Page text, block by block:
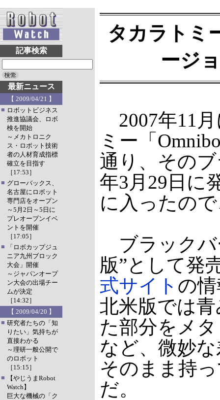
記事検索
最新ニュース
【 2009/04/21 】
■ ロボットビジネス
推進協議会、ロボ
検を開始
～メカトロニク
ス・ロボット技術
者の人材育成指標
確立を目指す
［17:53］
■ グローバックス、
名古屋にロボット
専門店をオープン
～5月2日～5日に
プレオープンイベ
ントを開催
［17:05］
■
「ロボカップジュ
ニア九州ブロック
大会」開催
～ジャパンオープ
ン大会の出場チー
ムが決定
［14:32］
【 2009/04/20 】
■ 研究者たちの「知
りたい」気持ちが
直接わかる
～理研一般公開で
のロボット
［15:15］
■
【やじうまRobot
Watch】
巨大な機械の「ク
タカラトミ
ージ
2007年11
ミー「
通り、その
年3月29日に
に入ったの
ブラックバ
版”として発
式サイト の
北米版では
た部分をメ
など、微妙
そのまま持
だ。